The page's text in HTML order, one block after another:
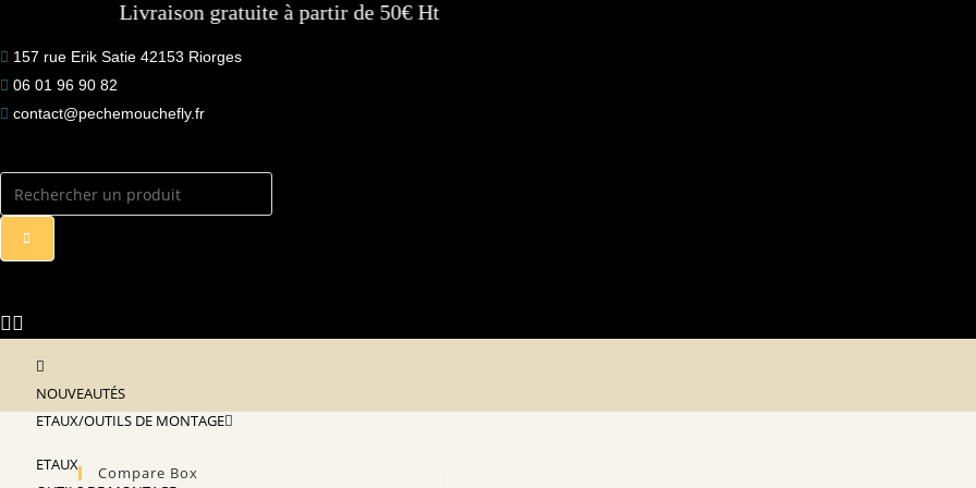
content
Livraison gratuite à partir de 50€ Ht
157 rue Erik Satie 42153 Riorges
06 01 96 90 82
contact@pechemouchefly.fr
NOUVEAUTÉS
ETAUX/OUTILS DE MONTAGE
ETAUX
Compare Box